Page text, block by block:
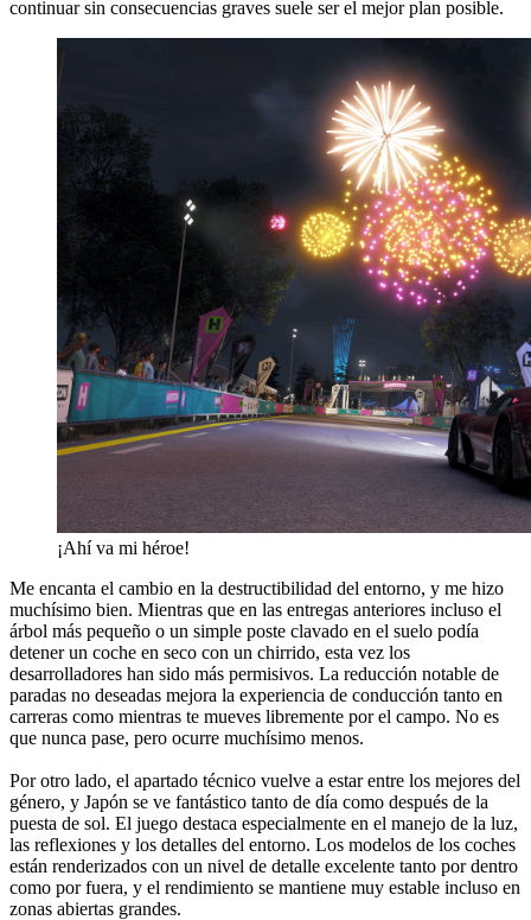
continuar sin consecuencias graves suele ser el mejor plan posible.
¡Ahí va mi héroe!
Me encanta el cambio en la destructibilidad del entorno, y me hizo
muchísimo bien. Mientras que en las entregas anteriores incluso el
árbol más pequeño o un simple poste clavado en el suelo podía
detener un coche en seco con un chirrido, esta vez los
desarrolladores han sido más permisivos. La reducción notable de
paradas no deseadas mejora la experiencia de conducción tanto en
carreras como mientras te mueves libremente por el campo. No es
que nunca pase, pero ocurre muchísimo menos.
Por otro lado, el apartado técnico vuelve a estar entre los mejores del
género, y Japón se ve fantástico tanto de día como después de la
puesta de sol. El juego destaca especialmente en el manejo de la luz,
las reflexiones y los detalles del entorno. Los modelos de los coches
están renderizados con un nivel de detalle excelente tanto por dentro
como por fuera, y el rendimiento se mantiene muy estable incluso en
zonas abiertas grandes.